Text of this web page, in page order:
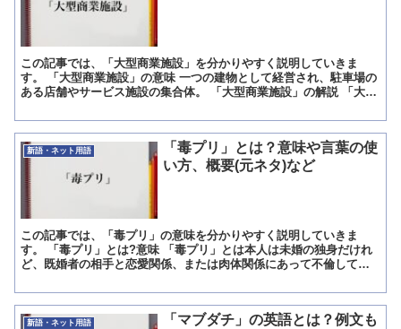
この記事では、「大型商業施設」を分かりやすく説明していきま
す。 「大型商業施設」の意味 一つの建物として経営され、駐車場の
ある店舗やサービス施設の集合体。 「大型商業施設」の解説 「大型
新語・ネット用語
「毒プリ」とは？意味や言葉の使
い方、概要(元ネタ)など
この記事では、「毒プリ」の意味を分かりやすく説明していきま
す。 「毒プリ」とは?意味 「毒プリ」とは本人は未婚の独身だけれ
ど、既婚者の相手と恋愛関係、または肉体関係にあって不倫してい
新語・ネット用語
「マブダチ」の英語とは？例文も